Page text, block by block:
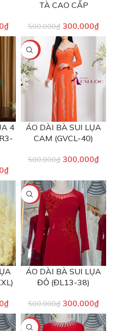
₫
TÀ CAO CẤP
500,000₫ 300,000₫
4
₫
-40%
ÁO DÀI BÀ SUI LỤA
CAM (GVCL-40)
500,000₫ 300,000₫
₫
-40%
ÁO DÀI BÀ SUI LỤA
ĐỎ (ĐL13-38)
500,000₫ 300,000₫
-40%